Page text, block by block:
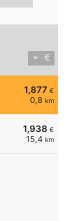
1,877 €
0,8 km
1,938 €
15,4 km